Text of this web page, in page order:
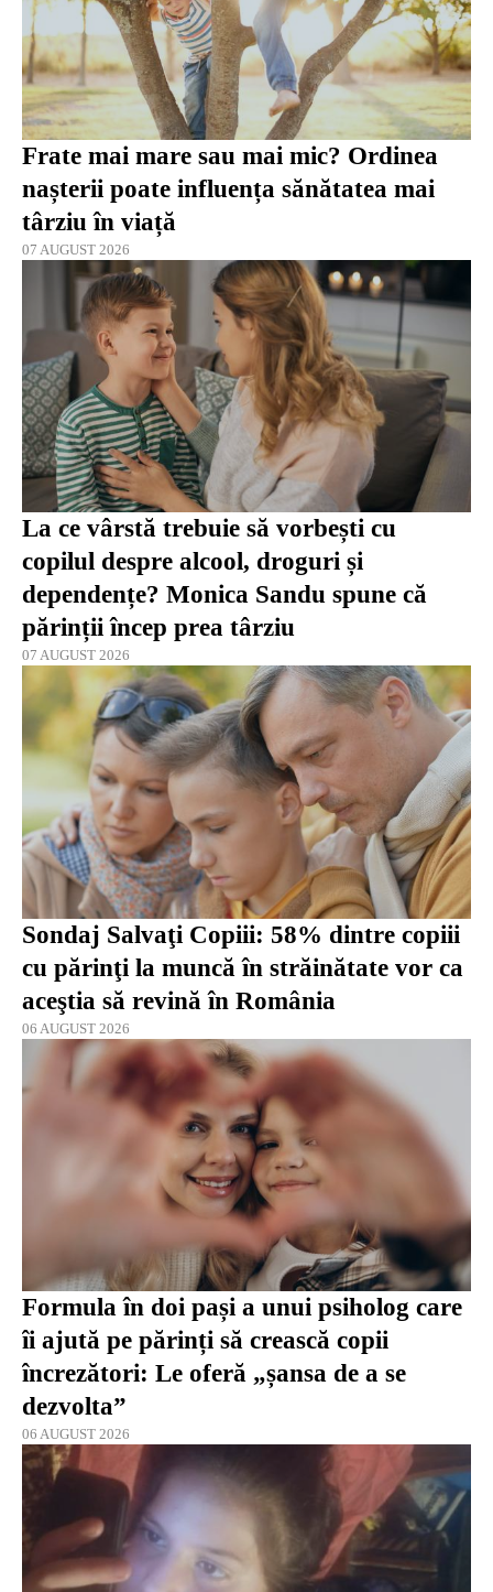
Frate mai mare sau mai mic? Ordinea
nașterii poate influența sănătatea mai
târziu în viață
07 AUGUST 2026
La ce vârstă trebuie să vorbești cu
copilul despre alcool, droguri și
dependențe? Monica Sandu spune că
părinții încep prea târziu
07 AUGUST 2026
Sondaj Salvaţi Copiii: 58% dintre copiii
cu părinţi la muncă în străinătate vor ca
aceştia să revină în România
06 AUGUST 2026
Formula în doi pași a unui psiholog care
îi ajută pe părinți să crească copii
încrezători: Le oferă „șansa de a se
dezvolta”
06 AUGUST 2026